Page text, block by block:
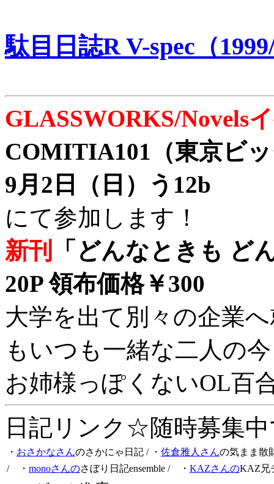
駄目日誌R V-spec（
GLASSWORKS/Novels
COMITIA101（東京ビ
9月2日（日）う12b
にて参加します！
新刊
「どんなときも ど
20P 領布価格￥300
大学を出て別々の企業
もいつも一緒な二人の
お姉様っぽくないOL百
日記リンク☆随時募集
・ おさかなさんのさかにゃ日記 / ・ 佐倉雅人さんの気まま散
/ ・ monoさんのさぼり日記ensemble / ・ KAZさんのKAZ兄